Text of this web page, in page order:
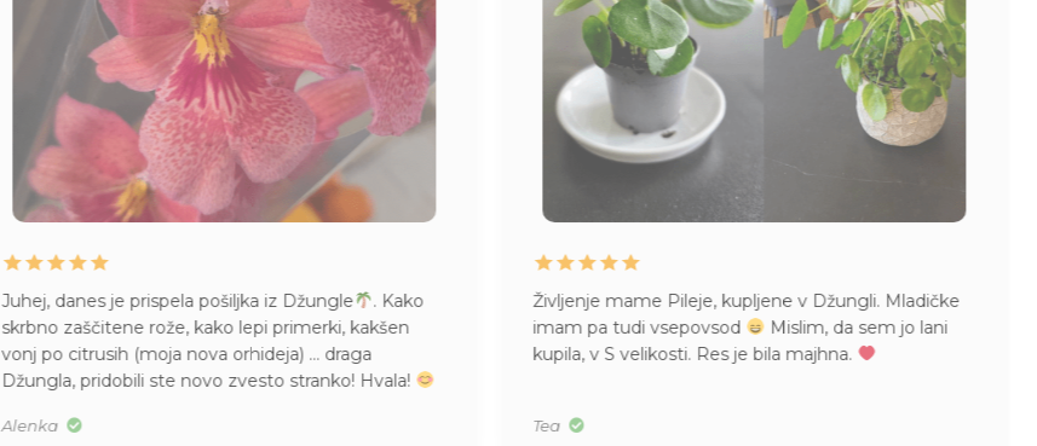
Juhej, danes je prispela pošiljka iz Džungle
. Kako
skrbno zaščitene rože, kako lepi primerki, kakšen
vonj po citrusih (moja nova orhideja) … draga
Džungla, pridobili ste novo zvesto stranko! Hvala!
Alenka
Življenje mame Pileje, kupljene v Džungli. Mladičke
imam pa tudi vsepovsod
Mislim, da sem jo lani
kupila, v S velikosti. Res je bila majhna.
Tea